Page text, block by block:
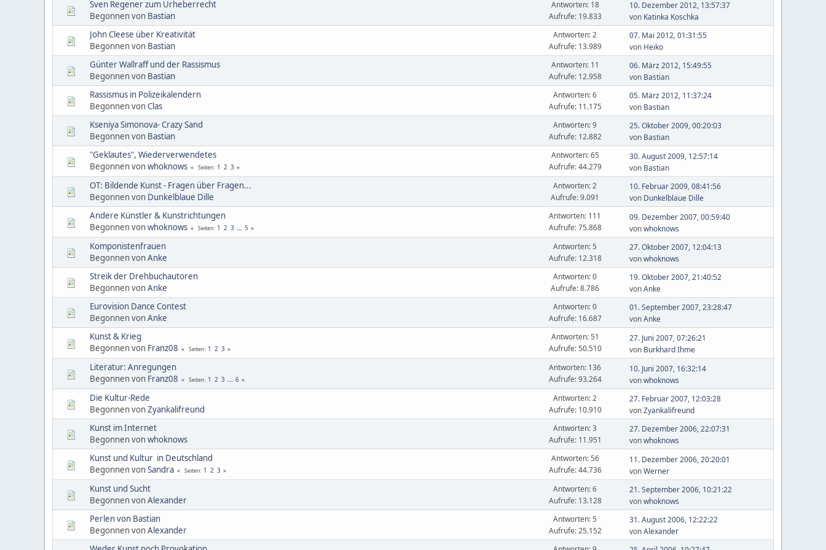
Sven Regener zum Urheberrecht
Begonnen von Bastian
Antworten: 18
Aufrufe: 19.833
10. Dezember 2012, 13:57:37
von Katinka Koschka
John Cleese über Kreativität
Begonnen von Bastian
Antworten: 2
Aufrufe: 13.989
07. Mai 2012, 01:31:55
von Heiko
Günter Wallraff und der Rassismus
Begonnen von Bastian
Antworten: 11
Aufrufe: 12.958
06. März 2012, 15:49:55
von Bastian
Rassismus in Polizeikalendern
Begonnen vonClas
Antworten: 6
Aufrufe: 11.175
05. März 2012, 11:37:24
von Bastian
Kseniya Simonova- Crazy Sand
Begonnen von Bastian
Antworten: 9
Aufrufe: 12.882
25. Oktober 2009, 00:20:03
von Bastian
"Geklautes", Wiederverwendetes
Begonnen vonwhoknows Seiten 1 2 3
Antworten: 65
Aufrufe: 44.279
30. August 2009, 12:57:14
von Bastian
OT: Bildende Kunst - Fragen über Fragen...
Begonnen von Dunkelblaue Dille
Antworten: 2
Aufrufe: 9.091
10. Februar 2009, 08:41:56
von Dunkelblaue Dille
Andere Künstler & Kunstrichtungen
Begonnen vonwhoknows Seiten 1 2 3 ... 5
Antworten: 111
Aufrufe: 75.868
09. Dezember 2007, 00:59:40
vonwhoknows
Komponistenfrauen
Begonnen vonAnke
Antworten: 5
Aufrufe: 12.318
27. Oktober 2007, 12:04:13
vonwhoknows
Streik der Drehbuchautoren
Begonnen vonAnke
Antworten: 0
Aufrufe: 8.786
19. Oktober 2007, 21:40:52
vonAnke
Eurovision Dance Contest
Begonnen vonAnke
Antworten: 0
Aufrufe: 16.687
01. September 2007, 23:28:47
vonAnke
Kunst & Krieg
Begonnen von Franz08 Seiten 1 2 3
Antworten: 51
Aufrufe: 50.510
27. Juni 2007, 07:26:21
von Burkhard Ihme
Literatur: Anregungen
Begonnen von Franz08 Seiten 1 2 3 ... 6
Antworten: 136
Aufrufe: 93.264
10. Juni 2007, 16:32:14
vonwhoknows
Die Kultur-Rede
Begonnen vonZyankalifreund
Antworten: 2
Aufrufe: 10.910
27. Februar 2007, 12:03:28
vonZyankalifreund
Kunst im Internet
Begonnen vonwhoknows
Antworten: 3
Aufrufe: 11.951
27. Dezember 2006, 22:07:31
vonwhoknows
Kunst und Kultur in Deutschland
Begonnen vonSandra Seiten 1 2 3
Antworten: 56
Aufrufe: 44.736
11. Dezember 2006, 20:20:01
vonWerner
Kunst und Sucht
Begonnen vonAlexander
Antworten: 6
Aufrufe: 13.128
21. September 2006, 10:21:22
vonwhoknows
Perlen von Bastian
Begonnen vonAlexander
Antworten: 5
Aufrufe: 25.152
31. August 2006, 12:22:22
vonAlexander